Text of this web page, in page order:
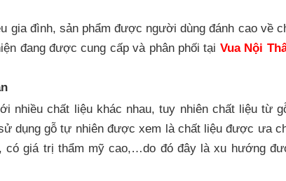
gia đình, sản phẩm được người dùng đánh cao về
đang được cung cấp và phân phối tại Vua Nội
nhiều chất liệu khác nhau, tuy nhiên chất liệu từ
dụng gỗ tự nhiên được xem là chất liệu được ưa
giá trị thẩm mỹ cao,…do đó đây là xu hướng